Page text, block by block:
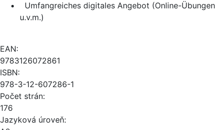
Umfangreiches digitales Angebot (Online-Übungen
u.v.m.)
EAN:
9783126072861
ISBN:
978-3-12-607286-1
Počet strán:
176
Jazyková úroveň: